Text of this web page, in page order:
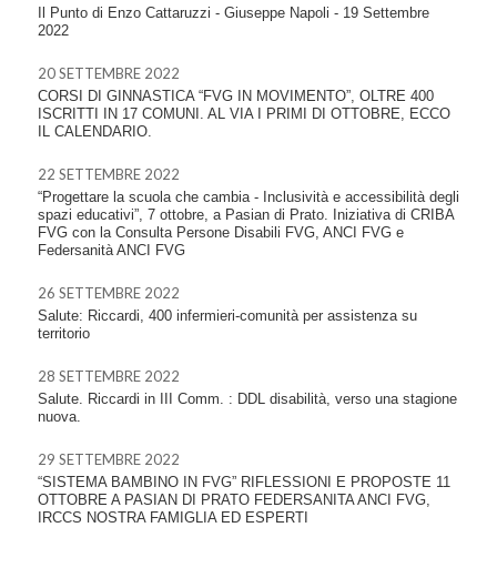
Il Punto di Enzo Cattaruzzi - Giuseppe Napoli - 19 Settembre
2022
20 SETTEMBRE 2022
CORSI DI GINNASTICA “FVG IN MOVIMENTO”, OLTRE 400
ISCRITTI IN 17 COMUNI. AL VIA I PRIMI DI OTTOBRE, ECCO
IL CALENDARIO.
22 SETTEMBRE 2022
“Progettare la scuola che cambia - Inclusività e accessibilità degli
spazi educativi”, 7 ottobre, a Pasian di Prato. Iniziativa di CRIBA
FVG con la Consulta Persone Disabili FVG, ANCI FVG e
Federsanità ANCI FVG
26 SETTEMBRE 2022
Salute: Riccardi, 400 infermieri-comunità per assistenza su
territorio
28 SETTEMBRE 2022
Salute. Riccardi in III Comm. : DDL disabilità, verso una stagione
nuova.
29 SETTEMBRE 2022
“SISTEMA BAMBINO IN FVG” RIFLESSIONI E PROPOSTE 11
OTTOBRE A PASIAN DI PRATO FEDERSANITA ANCI FVG,
IRCCS NOSTRA FAMIGLIA ED ESPERTI